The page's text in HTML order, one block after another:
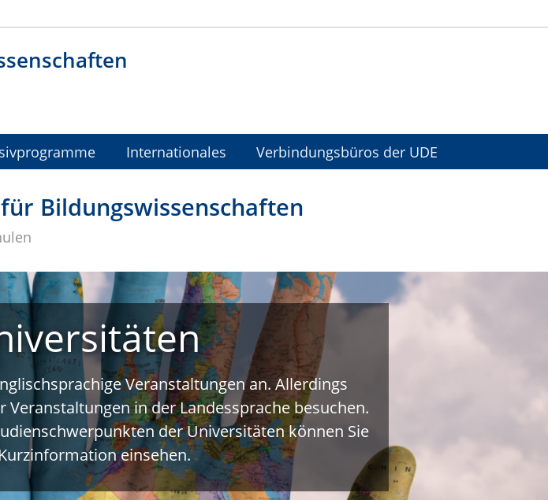
Internationales Verbindungsbüros der UDE
Bildungswissenschaften
Veranstaltungen an. Allerdings
in der Landessprache besuchen.
der Universitäten können Sie
einsehen.